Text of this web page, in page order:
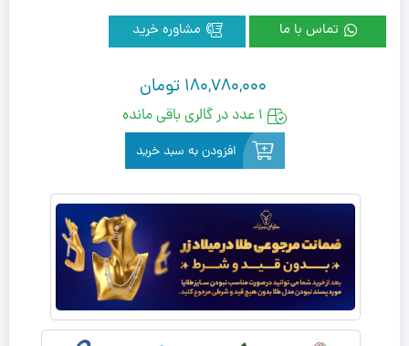
تماس با ما
180,780,000 تومان
1 عدد در گالری باقی مانده
افزودن به سبد خرید